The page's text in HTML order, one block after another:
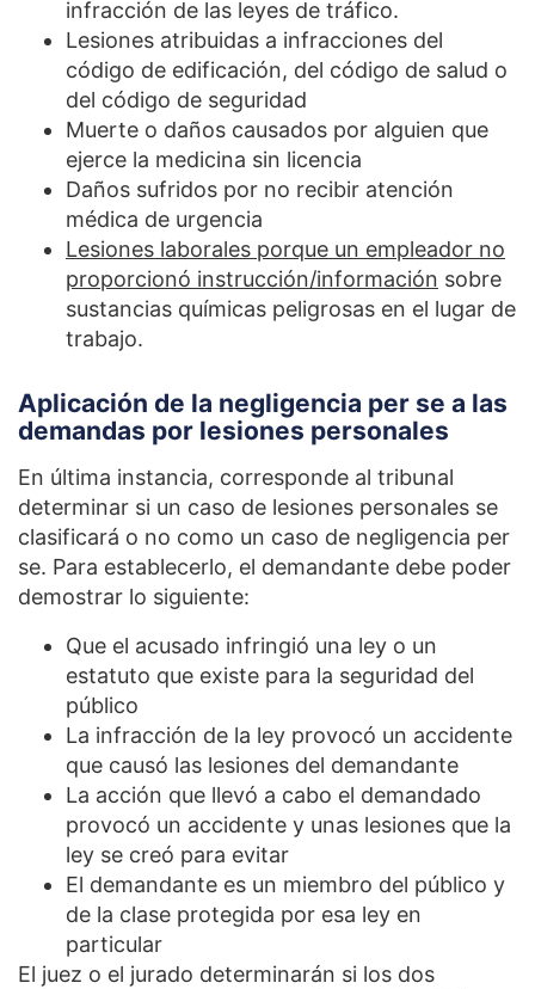
infracción de las leyes de tráfico.
Lesiones atribuidas a infracciones del
código de edificación, del código de salud o
del código de seguridad
Muerte o daños causados por alguien que
ejerce la medicina sin licencia
Daños sufridos por no recibir atención
médica de urgencia
Lesiones laborales porque un empleador no
proporcionó instrucción/información sobre
sustancias químicas peligrosas en el lugar de
trabajo.
Aplicación de la negligencia per se a las
demandas por lesiones personales
En última instancia, corresponde al tribunal
determinar si un caso de lesiones personales se
clasificará o no como un caso de negligencia per
se. Para establecerlo, el demandante debe poder
demostrar lo siguiente:
Que el acusado infringió una ley o un
estatuto que existe para la seguridad del
público
La infracción de la ley provocó un accidente
que causó las lesiones del demandante
La acción que llevó a cabo el demandado
provocó un accidente y unas lesiones que la
ley se creó para evitar
El demandante es un miembro del público y
de la clase protegida por esa ley en
particular
El juez o el jurado determinarán si los dos